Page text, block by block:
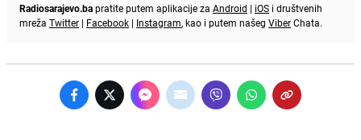
Radiosarajevo.bapratite putem aplikacije za Android | iOS i društvenih
mreža Twitter | Facebook | Instagram, kao i putem našeg ViberChata.